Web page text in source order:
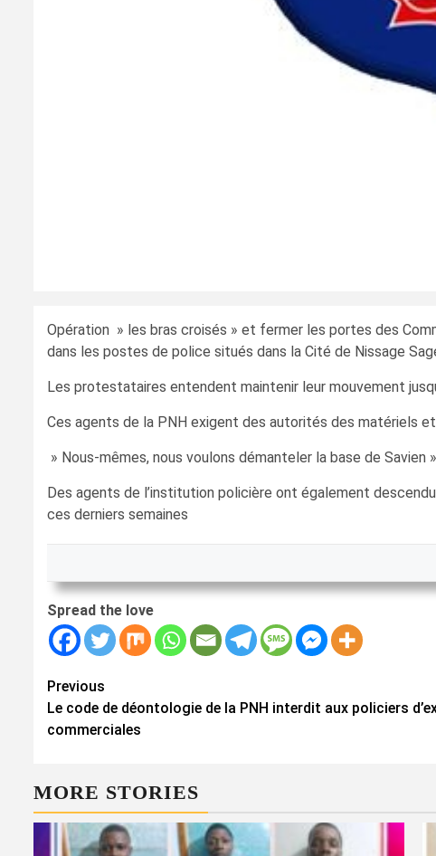
Opération » les bras croisés » et fermer les portes des
dans les postes de police situés dans la Cité de Nissage
Les protestataires entendent maintenir leur mouvement
Ces agents de la PNH exigent des autorités des matériels
» Nous-mêmes, nous voulons démanteler la base de Savien
Des agents de l’institution policière ont également
ces derniers semaines
Spread the love
Continue
Reading
Previous
Le code de déontologie de la PNH interdit aux policiers
commerciales
MORE STORIES